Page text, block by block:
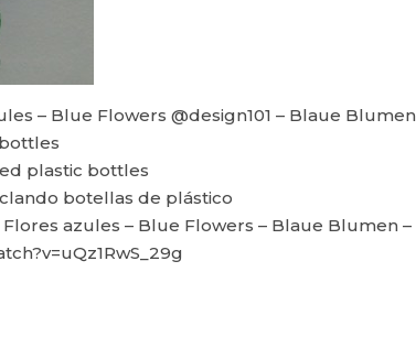
– Blue Flowers @design101 – Blaue Blumen
plastic bottles
botellas de plástico
azules – Blue Flowers – Blaue Blumen –